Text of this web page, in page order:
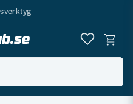
999 SEK*
för alla